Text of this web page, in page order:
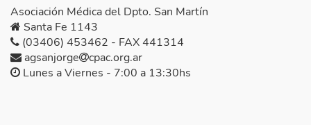
Asociación Médica del Dpto. San Martín
Santa Fe 1143
(03406) 453462 - FAX 441314
agsanjorge
cpac.org.ar
Lunes a Viernes - 7:00 a 13:30hs